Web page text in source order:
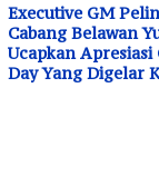
Executive GM
Cabang Belawan
Ucapkan Apresiasi
Day Yang Digelar